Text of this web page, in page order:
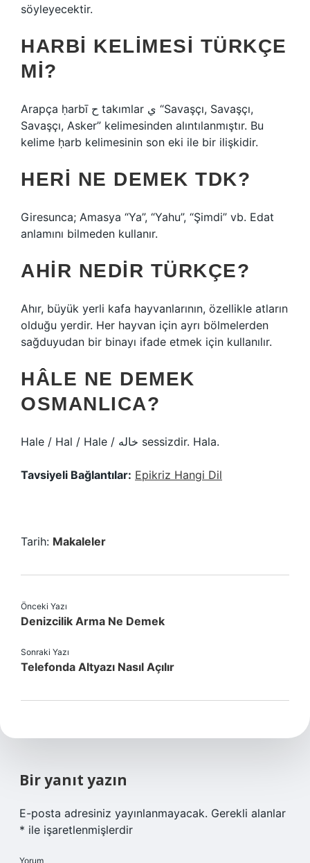
söyleyecektir.
HARBI KELIMESI TÜRKÇE
MI?
Arapça ḥarbī ح takımlar ي “Savaşçı, Savaşçı,
Savaşçı, Asker” kelimesinden alıntılanmıştır. Bu
kelime ḥarb kelimesinin son eki ile bir ilişkidir.
HERI NE DEMEK TDK?
Giresunca; Amasya “Ya”, “Yahu”, “Şimdi” vb. Edat
anlamını bilmeden kullanır.
AHIR NEDIR TÜRKÇE?
Ahır, büyük yerli kafa hayvanlarının, özellikle atların
olduğu yerdir. Her hayvan için ayrı bölmelerden
sağduyudan bir binayı ifade etmek için kullanılır.
HÂLE NE DEMEK
OSMANLICA?
Hale / Hal / Hale / خاله sessizdir. Hala.
Tavsiyeli Bağlantılar: Epikriz Hangi Dil
Tarih: Makaleler
Önceki Yazı
Denizcilik Arma Ne Demek
Sonraki Yazı
Telefonda Altyazı Nasıl Açılır
Bir yanıt yazın
E-posta adresiniz yayınlanmayacak. Gerekli alanlar
* ile işaretlenmişlerdir
Yorum